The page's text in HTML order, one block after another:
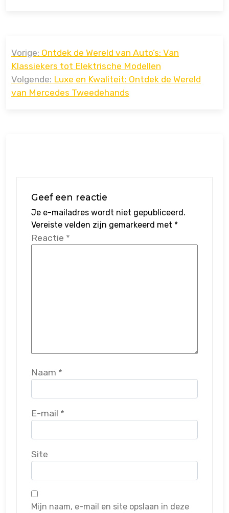
navigatie
Vorige: Ontdek de Wereld van Auto’s: Van
Klassiekers tot Elektrische Modellen
Volgende: Luxe en Kwaliteit: Ontdek de Wereld
van Mercedes Tweedehands
Geef een reactie
Je e-mailadres wordt niet gepubliceerd.
Vereiste velden zijn gemarkeerd met *
Reactie *
Naam *
E-mail *
Site
Mijn naam, e-mail en site opslaan in deze